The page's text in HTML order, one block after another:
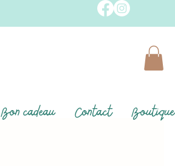
Bon cadeau Contact Boutique